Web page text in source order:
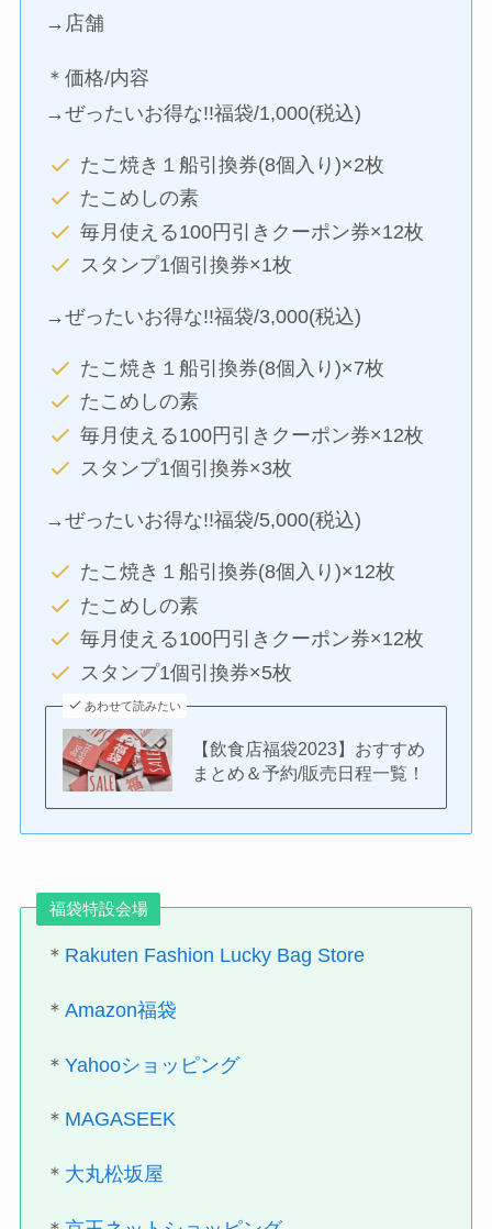
→店舗
＊価格/内容
→ぜったいお得な!!福袋/1,000(税込)
たこ焼き１船引換券(8個入り)×2枚
たこめしの素
毎月使える100円引きクーポン券×12枚
スタンプ1個引換券×1枚
→ぜったいお得な!!福袋/3,000(税込)
たこ焼き１船引換券(8個入り)×7枚
たこめしの素
毎月使える100円引きクーポン券×12枚
スタンプ1個引換券×3枚
→ぜったいお得な!!福袋/5,000(税込)
たこ焼き１船引換券(8個入り)×12枚
たこめしの素
毎月使える100円引きクーポン券×12枚
スタンプ1個引換券×5枚
あわせて読みたい
【飲食店福袋2023】おすすめ
まとめ＆予約/販売日程一覧！
福袋特設会場
＊ Rakuten Fashion Lucky Bag Store
＊Amazon福袋
＊Yahooショッピング
＊ MAGASEEK
＊ 大丸松坂屋